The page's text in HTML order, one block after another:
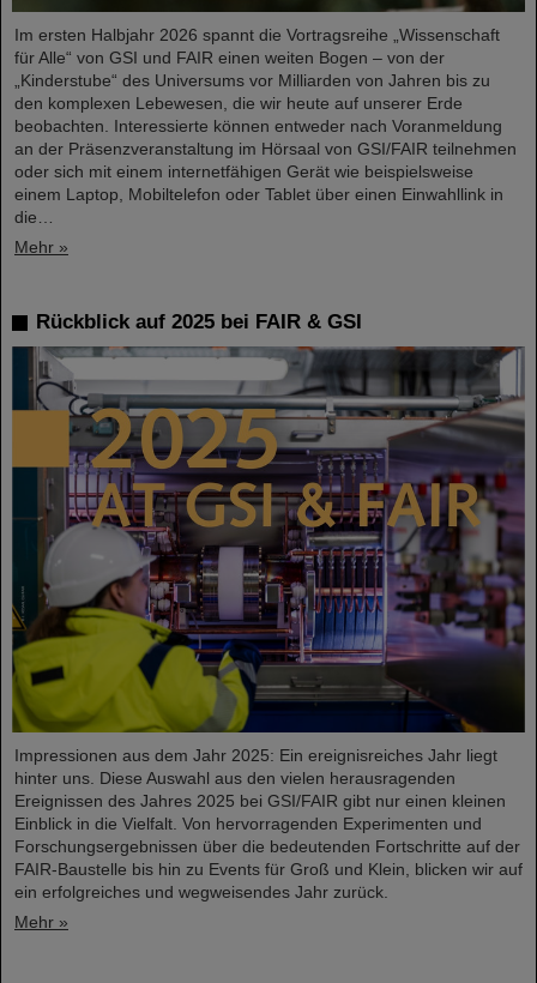
Im ersten Halbjahr 2026 spannt die Vortragsreihe „Wissenschaft
für Alle“ von GSI und FAIR einen weiten Bogen – von der
„Kinderstube“ des Universums vor Milliarden von Jahren bis zu
den komplexen Lebewesen, die wir heute auf unserer Erde
beobachten. Interessierte können entweder nach Voranmeldung
an der Präsenzveranstaltung im Hörsaal von GSI/FAIR teilnehmen
oder sich mit einem internetfähigen Gerät wie beispielsweise
einem Laptop, Mobiltelefon oder Tablet über einen Einwahllink in
die…
Mehr »
Rückblick auf 2025 bei FAIR & GSI
Impressionen aus dem Jahr 2025: Ein ereignisreiches Jahr liegt
hinter uns. Diese Auswahl aus den vielen herausragenden
Ereignissen des Jahres 2025 bei GSI/FAIR gibt nur einen kleinen
Einblick in die Vielfalt. Von hervorragenden Experimenten und
Forschungsergebnissen über die bedeutenden Fortschritte auf der
FAIR-Baustelle bis hin zu Events für Groß und Klein, blicken wir auf
ein erfolgreiches und wegweisendes Jahr zurück.
Mehr »